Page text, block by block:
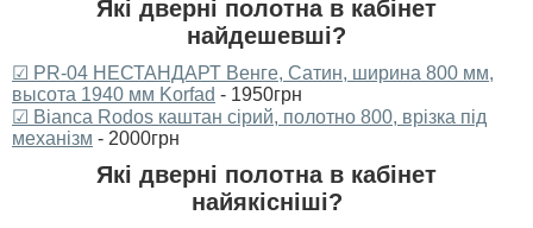
Які дверні полотна в кабінет
найдешевші?
☑ PR-04 НЕСТАНДАРТ Венге, Сатин, ширина 800 мм,
высота 1940 мм Korfad - 1950грн
☑ Bianca Rodos каштан сірий, полотно 800, врізка під
механізм - 2000грн
Які дверні полотна в кабінет
найякісніші?